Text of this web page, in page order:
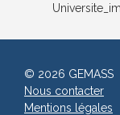
© 2026 GEMASS
Nous contacter
Mentions légales